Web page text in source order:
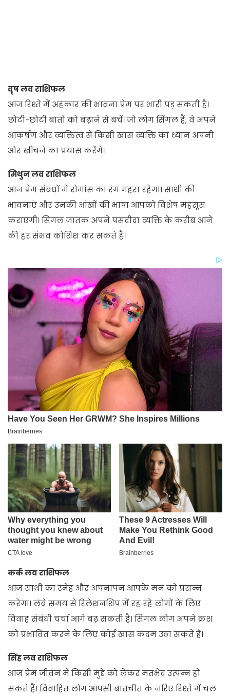
वृष लव राशिफल
आज रिश्ते में अहंकार की भावना प्रेम पर भारी पड़ सकती है।
छोटी-छोटी बातों को बढ़ाने से बचें। जो लोग सिंगल हैं, वे अपने
आकर्षण और व्यक्तित्व से किसी खास व्यक्ति का ध्यान अपनी
ओर खींचने का प्रयास करेंगे।
मिथुन लव राशिफल
आज प्रेम संबंधों में रोमांस का रंग गहरा रहेगा। साथी की
भावनाएं और उनकी आंखों की भाषा आपको विशेष महसूस
कराएगी। सिंगल जातक अपने पसंदीदा व्यक्ति के करीब आने
की हर संभव कोशिश कर सकते हैं।
कर्क लव राशिफल
आज साथी का स्नेह और अपनापन आपके मन को प्रसन्न
करेगा। लंबे समय से रिलेशनशिप में रह रहे लोगों के लिए
विवाह संबंधी चर्चा आगे बढ़ सकती है। सिंगल लोग अपने क्रश
को प्रभावित करने के लिए कोई खास कदम उठा सकते हैं।
सिंह लव राशिफल
आज प्रेम जीवन में किसी मुद्दे को लेकर मतभेद उत्पन्न हो
सकते हैं। विवाहित लोग आपसी बातचीत के जरिए रिश्ते में चल